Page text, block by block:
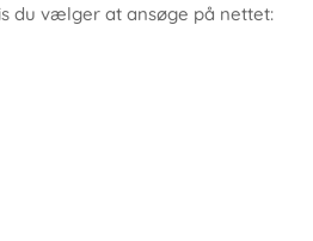
du vælger at ansøge på nettet: